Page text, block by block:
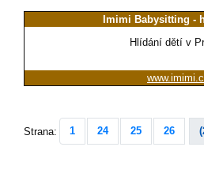
Imimi Babysitting -
Hlídání dětí v
Strana: 1 24 25 26